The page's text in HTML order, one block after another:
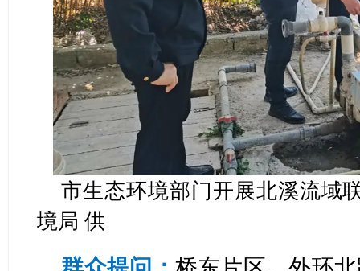
市生态环境部门开展北溪流域
境局 供